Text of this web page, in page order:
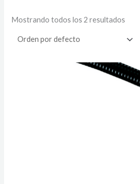
Mostrando todos los 2 resultados